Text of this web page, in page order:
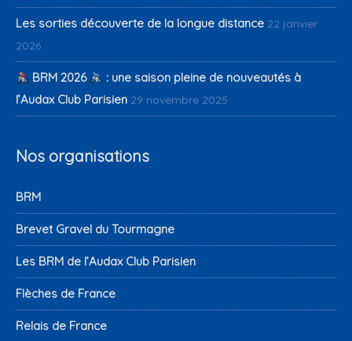
Les sorties découverte de la longue distance 22 janvier
2026
BRM 2026
: une saison pleine de nouveautés à
l’Audax Club Parisien 29 novembre 2025
Nos organisations
BRM
Brevet Gravel du Tourmagne
Les BRM de l’Audax Club Parisien
Flèches de France
Relais de France